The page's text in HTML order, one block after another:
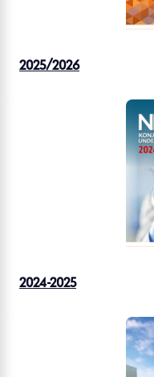
2025/2026
2024-2025